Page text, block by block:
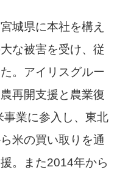
城県に本社を構え
な被害を受け、従
。アイリスグルー
再開支援と農業復
業に参入し、東北
米の買い取りを通
。また2014年から